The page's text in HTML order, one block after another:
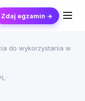
Zdaj egzamin →
do wykorzystania w
·